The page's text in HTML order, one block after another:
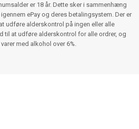
er 18 år. Dette sker i sammenhæng
ePay og deres betalingsystem. Der er
udføre alderskontrol på ingen eller alle
til at udføre alderskontrol for alle ordrer, og
med alkohol over 6%.